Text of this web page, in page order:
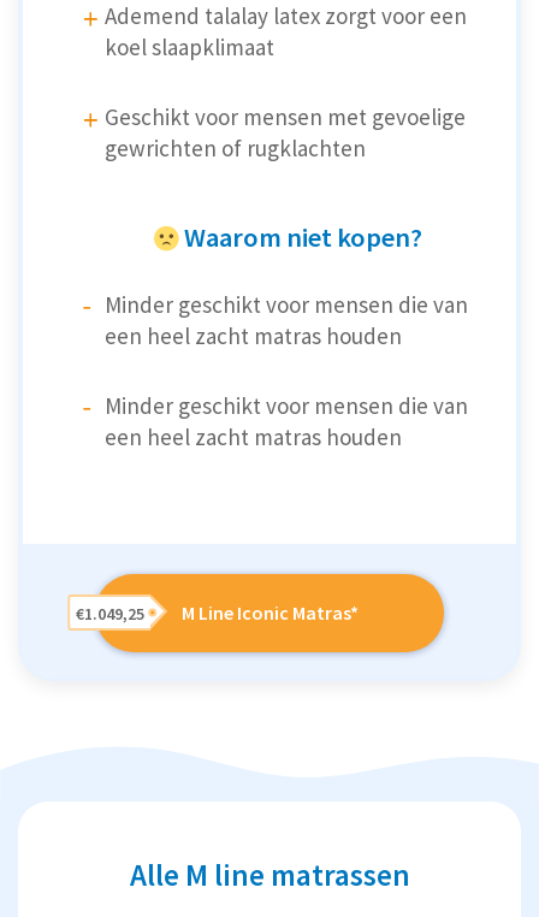
Ademend talalay latex zorgt voor een
koel slaapklimaat
Geschikt voor mensen met gevoelige
gewrichten of rugklachten
Waarom niet kopen?
Minder geschikt voor mensen die van
een heel zacht matras houden
Minder geschikt voor mensen die van
een heel zacht matras houden
M Line Iconic Matras*
€1.049,25
Alle M line matrassen